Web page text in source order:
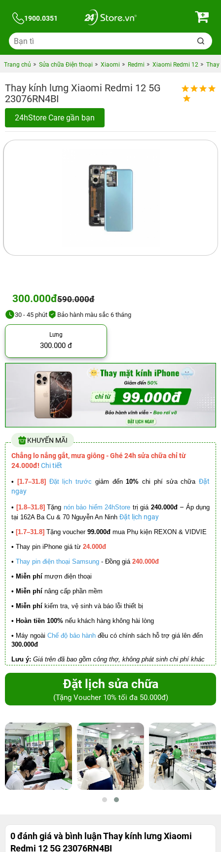
1900.0351
Trang chủ Sửa chữa Điện thoại Xiaomi Redmi Xiaomi Redmi 12 Thay
Thay kính lưng Xiaomi Redmi 12 5G
23076RN4BI
24hStore Care gần bạn
300.000đ590.000đ
30 - 45 phút Bảo hành màu sắc 6 tháng
Lưng
300.000 đ
KHUYẾN MÃI
Chẳng lo nắng gắt, mưa giông - Ghé 24h sửa chữa chỉ từ
24.000đ! Chi tiết
• [1.7–31.8] Đặt lịch trước giảm đến10% chi phí sửa chữa Đặt
ngay
• [1.8–31.8] Tặng nón bảo hiểm 24hStore trị giá 240.000đ – Áp dụng
tại 162A Ba Cu & 70 Nguyễn An Ninh Đặt lịch ngay
• [1.7–31.8] Tặng voucher 99.000đ mua Phụ kiện REXON & VIDVIE
• Thay pin iPhone giá từ 24.000đ
• Thay pin điện thoại Samsung - Đồng giá 240.000đ
• Miễn phí mượn điện thoại
• Miễn phí nâng cấp phần mềm
• Miễn phí kiểm tra, vệ sinh và báo lỗi thiết bị
• Hoàn tiền 100% nếu khách hàng không hài lòng
• Máy ngoài Chế độ bảo hành đều có chính sách hỗ trợ giá lên đến
300.000đ
Lưu ý: Giá trên đã bao gồm công thợ, không phát sinh chi phí khác
Đặt lịch sửa chữa
(Tặng Voucher 10% tối đa 50.000đ)
0 đánh giá và bình luậnThay kính lưng Xiaomi
Redmi 12 5G 23076RN4BI